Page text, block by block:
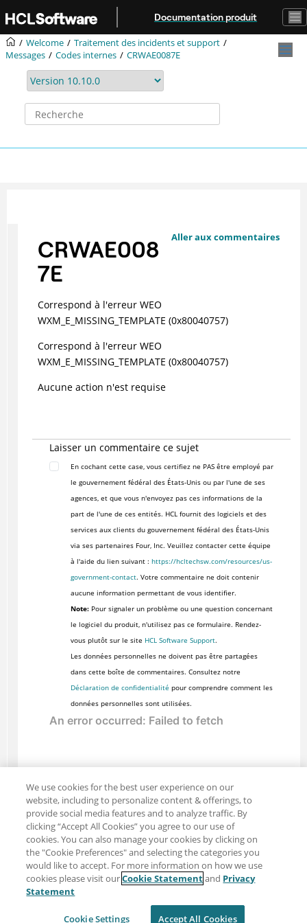
Aller au contenu principal
Documentation produit
Welcome
Traitement des incidents et support
Messages
Codes internes CRWAE0087E
Aller aux commentaires
CRWAE008
7E
Correspond à l'erreur WEO
WXM_E_MISSING_TEMPLATE (0x80040757)
Correspond à l'erreur WEO
WXM_E_MISSING_TEMPLATE (0x80040757)
Aucune action n'est requise
Laisser un commentaire ce sujet
En cochant cette case, vous certifiez ne PAS être employé par
le gouvernement fédéral des États-Unis ou par l'une de ses
agences, et que vous n'envoyez pas ces informations de la
part de l'une de ces entités. HCL fournit des logiciels et des
services aux clients du gouvernement fédéral des États-Unis
via ses partenaires Four, Inc. Veuillez contacter cette équipe
à l'aide du lien suivant : https://hcltechsw.com/resources/us-
government-contact. Votre commentaire ne doit contenir
aucune information permettant de vous identifier.
Note:Pour signaler un problème ou une question concernant
le logiciel du produit, n'utilisez pas ce formulaire. Rendez-
vous plutôt sur le site HCL Software Support.
Les données personnelles ne doivent pas être partagées
dans cette boîte de commentaires. Consultez notre
Déclaration de confidentialité pour comprendre comment les
données personnelles sont utilisées.
Partager : Courriel
Twitter
Clause de non-responsabilité
Intimité
We use cookies for the best user experience on our
website, including to personalize content & offerings, to
provide social media features and to analyze traffic. By
clicking “Accept All Cookies” you agree to our use of
cookies. You can also manage your cookies by clicking on
the "Cookie Preferences" and selecting the categories you
would like to accept. For more information on how we use
cookies please visit ourCookie Statementand Privacy
Statement
Cookie Settings Accept All Cookies